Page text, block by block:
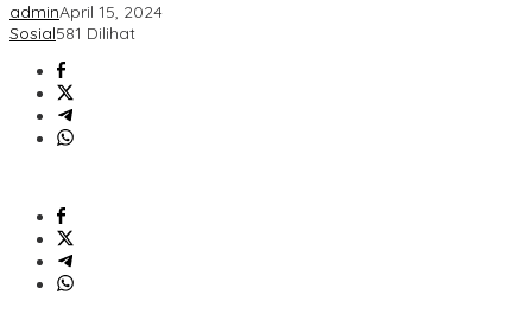
adminApril 15, 2024
Sosial581 Dilihat